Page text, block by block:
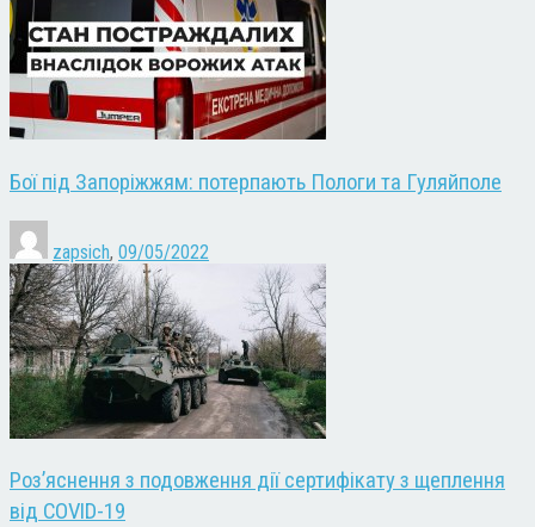
Бої під Запоріжжям: потерпають Пологи та Гуляйполе
zapsich, 09/05/2022
Роз’яснення з подовження дії сертифікату з щеплення
від COVID-19